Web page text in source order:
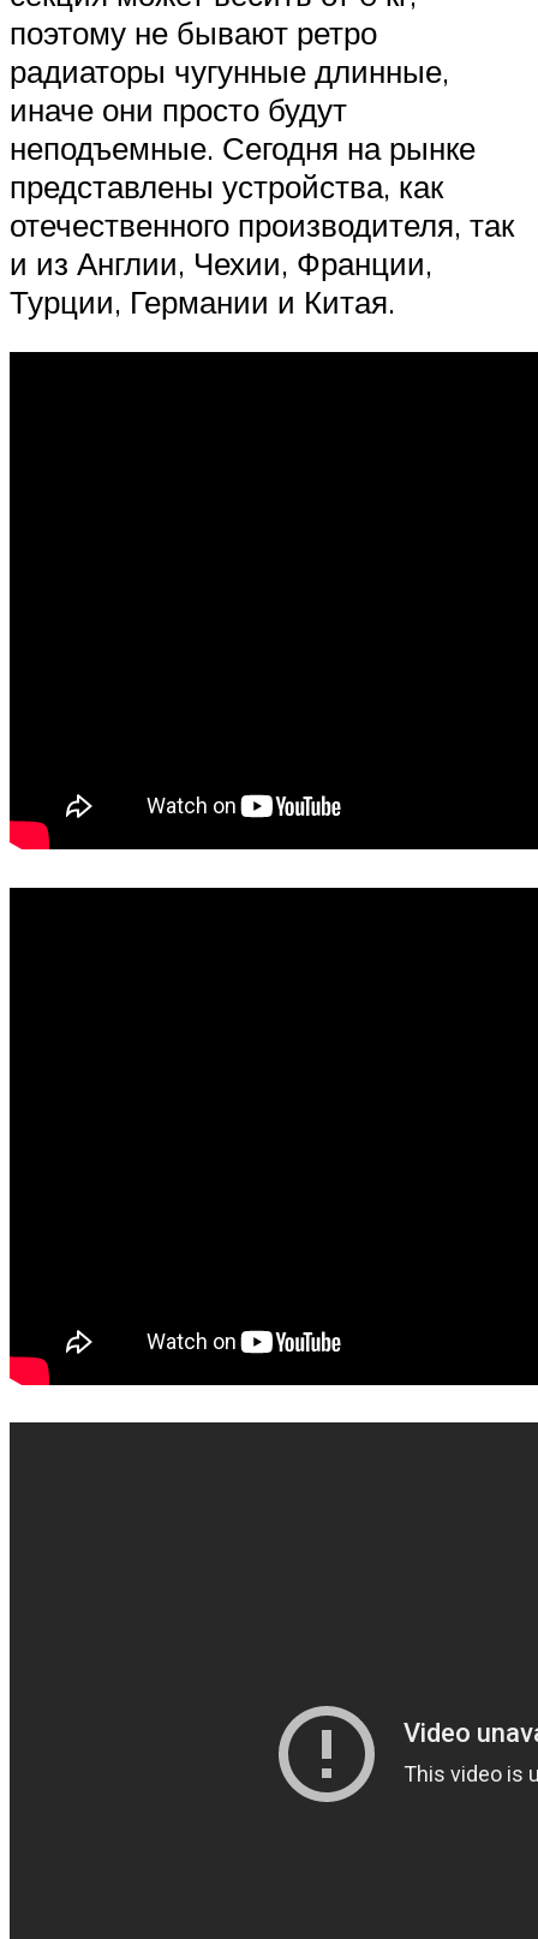
поэтому не бывают ретро
радиаторы чугунные длинные,
иначе они просто будут
неподъемные. Сегодня на рынке
представлены устройства, как
отечественного производителя, так
и из Англии, Чехии, Франции,
Турции, Германии и Китая.